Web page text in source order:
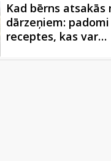
Kad bērns atsakās
dārzeņiem:
receptes, kas var…